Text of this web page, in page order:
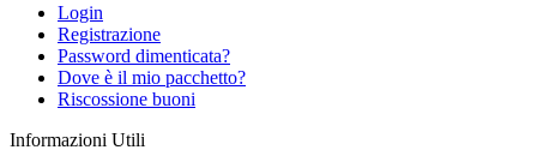
Login
Registrazione
Password dimenticata?
Dove è il mio pacchetto?
Riscossione buoni
Informazioni Utili